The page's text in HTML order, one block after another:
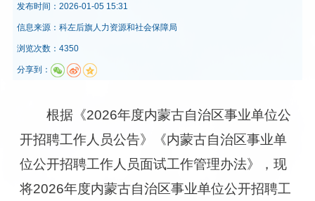
发布时间： 2026-01-05 15:31
信息来源： ​科左后旗人力资源和社会保障局
浏览次数：4350
分享到：
根据《2026年度内蒙古自治区事业单位公
开招聘工作人员公告》《内蒙古自治区事业单
位公开招聘工作人员面试工作管理办法》，现
将2026年度内蒙古自治区事业单位公开招聘工